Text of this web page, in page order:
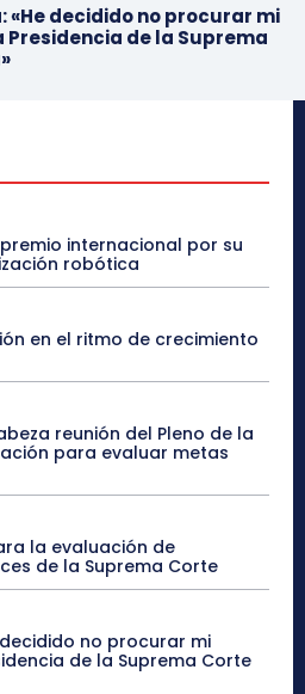
«He decidido no procurar mi
de la Suprema
internacional por su
robótica
en el ritmo de crecimiento
reunión del Pleno de la
para evaluar metas
la evaluación de
de la Suprema Corte
decidido no procurar mi
de la Suprema Corte